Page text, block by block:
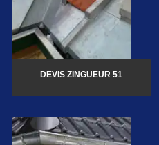
DEVIS ZINGUEUR 51